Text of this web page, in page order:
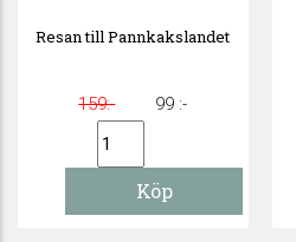
Resan till Pannkakslandet
159:- 99 :-